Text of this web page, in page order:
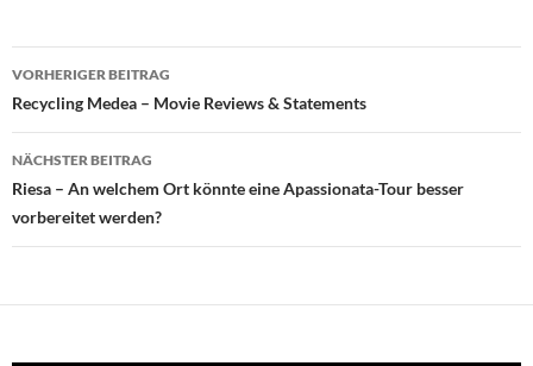
Beitragsnavigation
VORHERIGER BEITRAG
Recycling Medea – Movie Reviews & Statements
NÄCHSTER BEITRAG
Riesa – An welchem Ort könnte eine Apassionata-Tour besser
vorbereitet werden?